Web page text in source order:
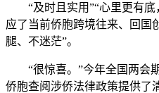
“及时且实用”“心里更有底
应了当前侨胞跨境往来、回国
腿、不迷茫”。
“很惊喜。”今年全国两会期
侨胞查阅涉侨法律政策提供了